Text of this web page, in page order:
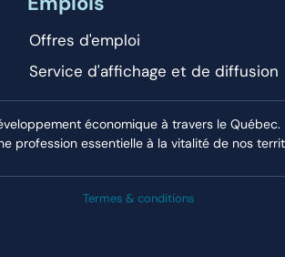
Offres d'emploi
Service d'affichage et de diffusion
économique à travers le
profession essentielle à la vitalité de nos
Termes & conditions